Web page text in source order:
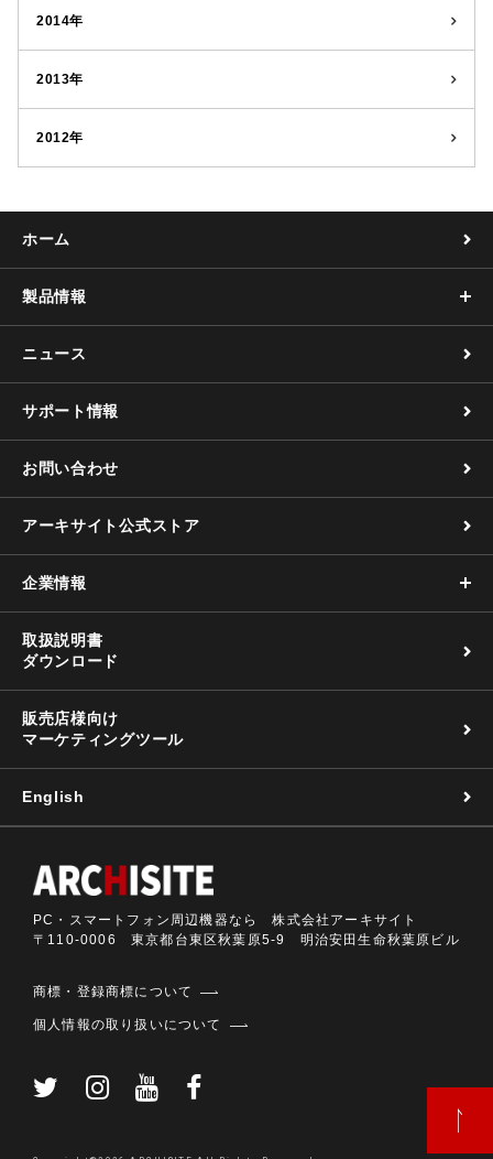
2014年
2013年
2012年
ホーム
製品情報
ニュース
サポート情報
お問い合わせ
アーキサイト公式ストア
企業情報
取扱説明書
ダウンロード
販売店様向け
マーケティングツール
English
PC・スマートフォン周辺機器なら 株式会社アーキサイト
〒110-0006 東京都台東区秋葉原5-9 明治安田生命秋葉原ビル
商標・登録商標について
個人情報の取り扱いについて